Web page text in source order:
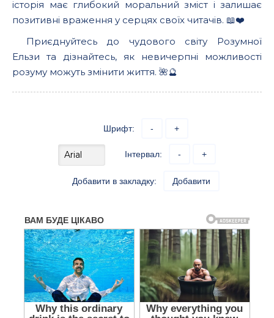
історія має глибокий моральний зміст і залишає
позитивні враження у серцях своїх читачів. 📖❤️
Приєднуйтесь до чудового світу Розумної
Ельзи та дізнайтесь, як невичерпні можливості
розуму можуть змінити життя. 🌺🔮
Шрифт: - +
Інтервал: - +
Добавити в закладку: Добавити